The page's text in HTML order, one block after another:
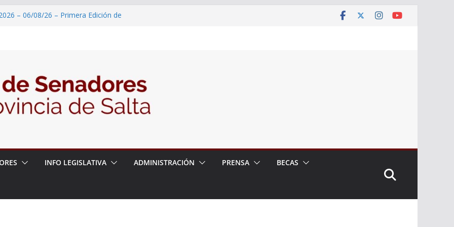
– 06/08/26 – Primera Edición de
– 06/08/26 – Créase el Ente Salteño
Vegetal
6 de agosto
INFO LEGISLATIVA ADMINISTRACIÓN PRENSA BECAS